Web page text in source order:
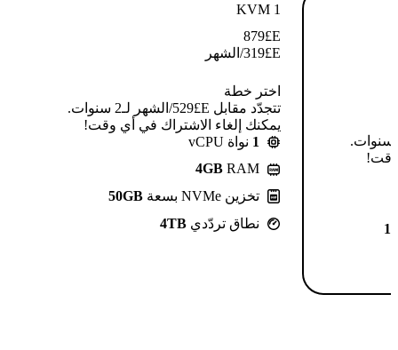
KVM 1
E£
879
E£
319/الشهر
اختر خطة
تتجدّد مقابل E£⁦529⁩/الشهر لـ2 سنوات.
يمكنك إلغاء الاشتراك في أي وقت!
1 نواة vCPU
4GB RAM
تخزين NVMe بسعة
50GB
نطاق تردّدي 4TB
تتجدّد مقابل E£⁦639⁩/الشهر لـ2 سنوات.
وقت!